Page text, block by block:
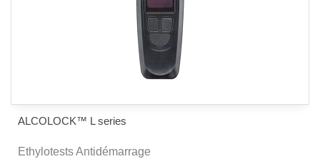
ALCOLOCK™ L series
Ethylotests Antidémarrage